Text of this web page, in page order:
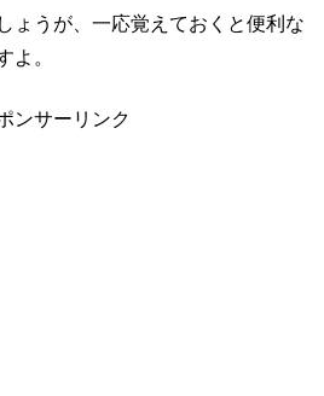
ょうが、一応覚えておくと便利な
よ。
ンサーリンク